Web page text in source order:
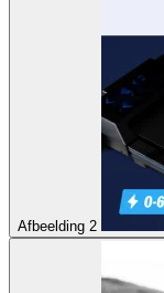
Afbeelding 2